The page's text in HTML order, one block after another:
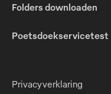
Folders downloaden
Poetsdoekservicetest
Privacyverklaring